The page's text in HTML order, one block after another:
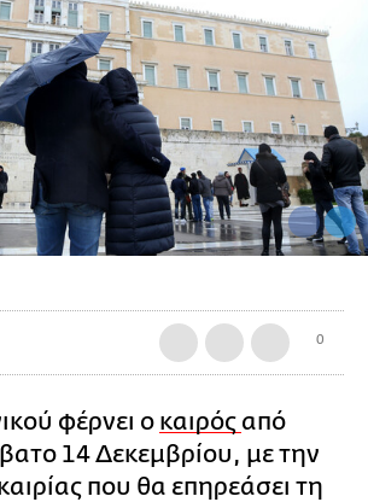
0
φέρνει ο καιρός από
14 Δεκεμβρίου, με την
που θα επηρεάσει τη